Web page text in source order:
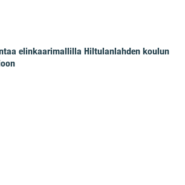
elinkaarimallilla Hiltulanlahden koulun